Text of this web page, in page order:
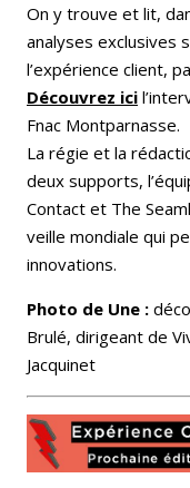
On y trouve et lit,
analyses exclusives
l’expérience client,
Découvrez ici
Fnac Montparnasse.
La régie et la
deux supports,
Contact et The
veille mondiale qui
innovations.
Photo de Une :
Brulé, dirigeant de
Jacquinet